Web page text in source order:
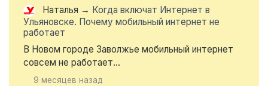
Наталья → Когда включат Интернет в
Ульяновске. Почему мобильный интернет не
работает
В Новом городе Заволжье мобильный интернет
совсем не работает...
9 месяцев назад